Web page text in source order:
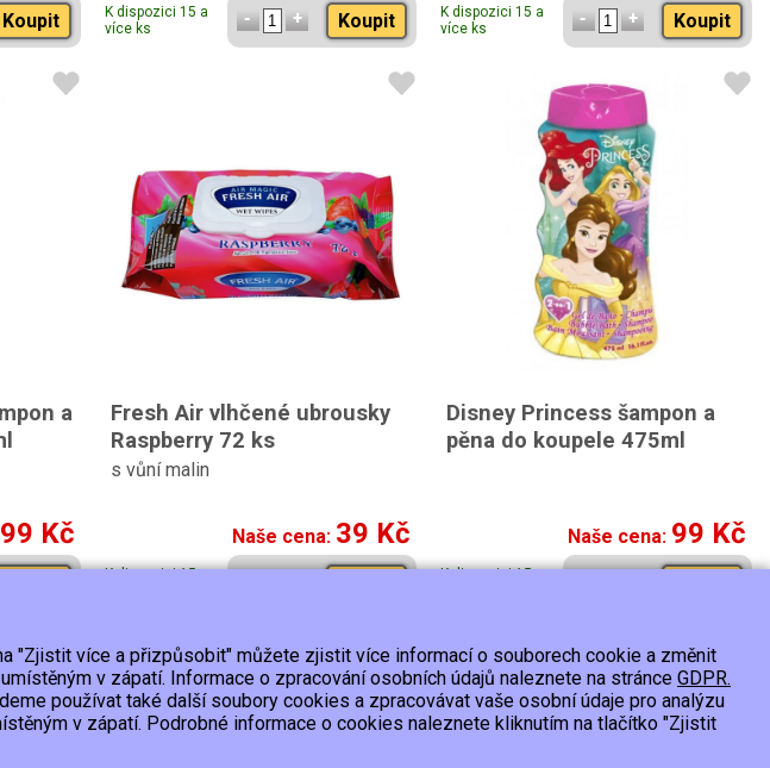
Koupit
K dispozici 15 a
více ks
Koupit
K dispozici 15 a
více ks
Koupit
a
99 Kč
Fresh Air vlhčené ubrousky
Raspberry 72 ks
s vůní malin
Naše cena: 39 Kč
K dispozici 15 a
Disney Princess šampon a
pěna do koupele 475ml
Naše cena: 99 Kč
K dispozici 15 a
podmínky Ochrana os.údajů
Vytvořil:2026 © Smartware s.r.o. ,Redakční systém MultiCMS
"Zjistit více a přizpůsobit" můžete zjistit více informací o souborech cookie a změnit
v zápatí. Informace o zpracování osobních údajů naleznete na stránce GDPR.
používat také další soubory cookies a zpracovávat vaše osobní údaje pro analýzu
v zápatí. Podrobné informace o cookies naleznete kliknutím na tlačítko "Zjistit